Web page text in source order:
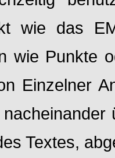
wie das
wie Punkte
Einzelner
Textes,